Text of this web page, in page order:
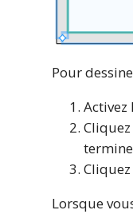
Pour
Activez
Lorsque